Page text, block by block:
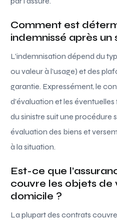
Comment est
indemnissé après un
L’indemnisation dépend du
ou valeur à l’usage) et des
garantie. Expressément, le
d’évaluation et les
du sinistre suit une procédure
évaluation des biens et
à la situation.
Est-ce que
couvre les objets de
domicile ?
La plupart des contrats